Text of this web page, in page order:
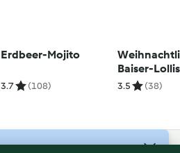
Erdbeer-Mojito
3.7 (108)
Baiser-Lollis
3.5 (38)